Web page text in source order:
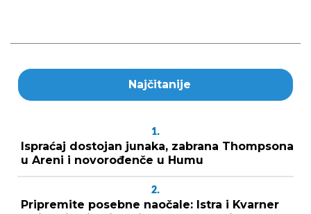
Najčitanije
1.
Ispraćaj dostojan junaka, zabrana Thompsona
u Areni i novorođenče u Humu
2.
Pripremite posebne naočale: Istra i Kvarner